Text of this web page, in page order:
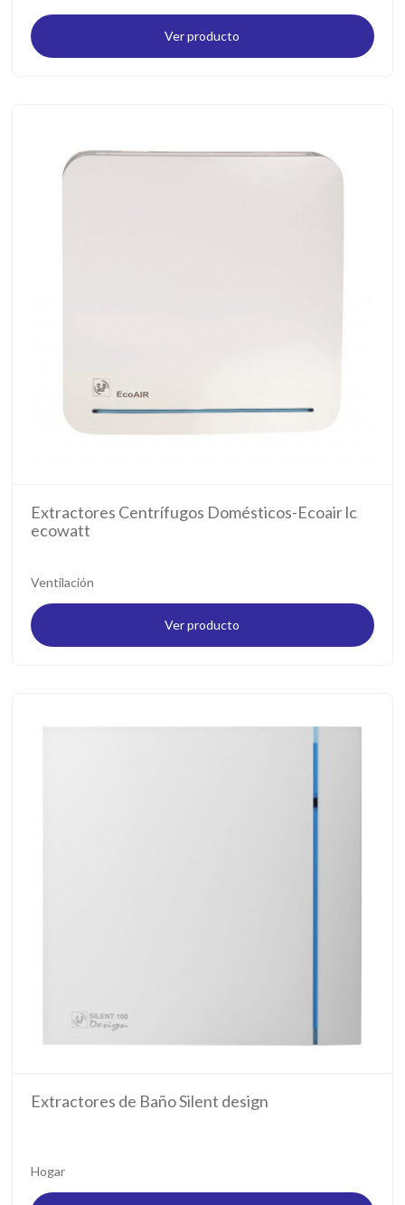
Ver producto
Extractores Centrífugos Domésticos-Ecoair lc
ecowatt
Ventilación
Ver producto
Extractores de Baño Silent design
Hogar